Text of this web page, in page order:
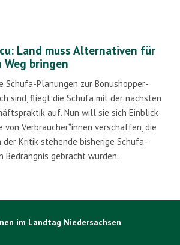
Land muss Alternativen für
Weg bringen
Schufa-Planungen zur Bonushopper-
sind, fliegt die Schufa mit der nächsten
auf. Nun will sie sich Einblick
von Verbraucher*innen verschaffen, die
der Kritik stehende bisherige Schufa-
gebracht wurden.
im Landtag Niedersachsen